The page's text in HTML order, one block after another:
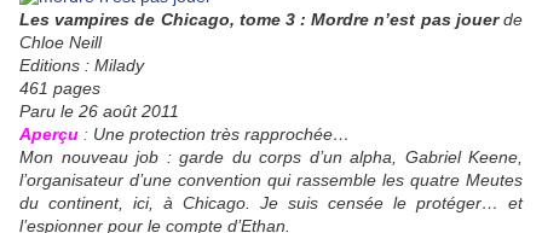
Les vampires de Chicago, tome 3 : Mordre n’est pas jouerde
Chloe Neill
Editions : Milady
461 pages
Paru le 26 août 2011
Aperçu : Une protection très rapprochée…
Mon nouveau job : garde du corps d’un alpha, Gabriel Keene,
l’organisateur d’une convention qui rassemble les quatre Meutes
du continent, ici, à Chicago. Je suis censée le protéger… et
l’espionner pour le compte d’Ethan.